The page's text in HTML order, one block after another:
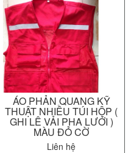
ÁO PHẢN QUANG KỸ
THUẬT NHIỀU TÚI HỘP (
GHI LÊ VẢI PHA LƯỚI )
MÀU ĐỎ CỜ
Liên hệ